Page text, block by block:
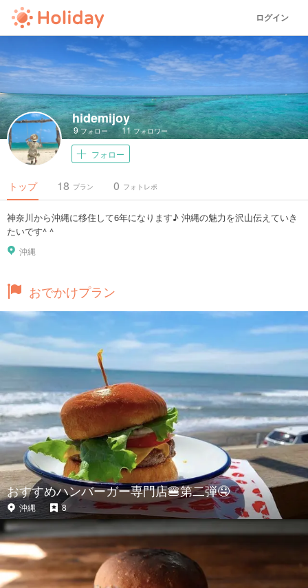
ログイン
hidemijoy
9フォロー 11フォロワー
フォロー
トップ プラン
18 フォトレポ
0
神奈川から沖縄に移住して6年になります♪ 沖縄の魅力を沢山伝えていき
たいです^ ^
沖縄
おでかけプラン
おすすめハンバーガー専門店🍔第二弾🤤
沖縄 8